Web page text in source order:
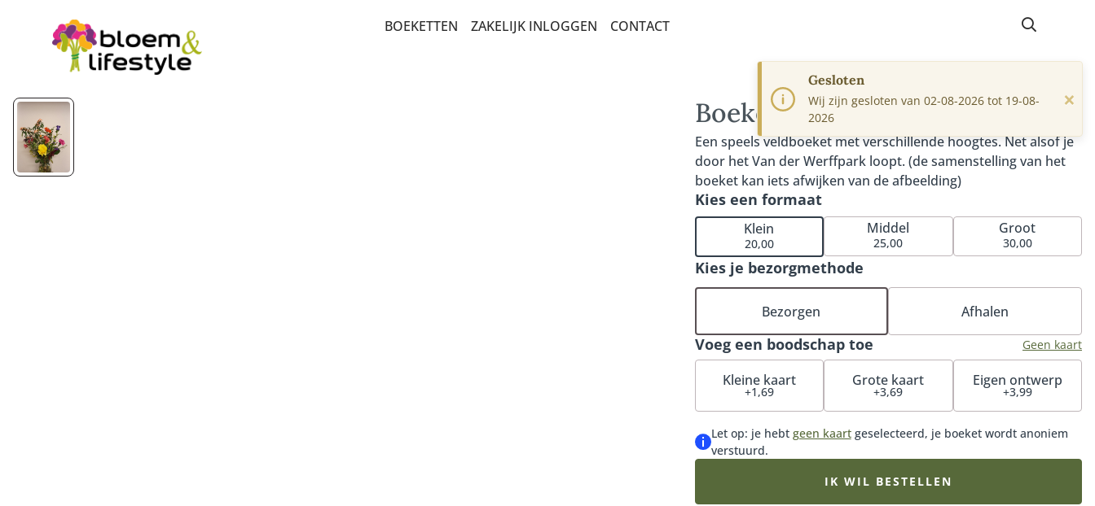
BOEKETTEN ZAKELIJK INLOGGEN CONTACT
Boeket van der Werff
Een speels veldboeket met verschillende hoogtes. Net alsof je
door het Van der Werffpark loopt. (de samenstelling van het
boeket kan iets afwijken van de afbeelding)
Kies een formaat
Klein
20,00
Middel
25,00
Groot
30,00
Voeg een boodschap toe Geen kaart
Kleine kaart
+1,69
Grote kaart
+3,69
Eigen ontwerp
+3,99
Let op: je hebt geen kaartgeselecteerd, je boeket wordt anoniem
verstuurd.
Kies je bezorgmethode
Bezorgen Afhalen
IK WIL BESTELLEN
Gesloten
Wij zijn gesloten van 02-08-2026 tot 19-08-
2026
×